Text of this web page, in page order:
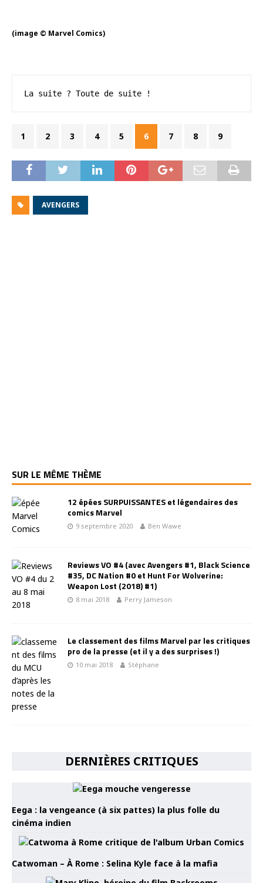
(image © Marvel Comics)
La suite ? Toute de suite !
1 2 3 4 5 6 7 8 9
AVENGERS
SUR LE MÊME THÈME
12 épées SURPUISSANTES et légendaires des
comics Marvel
9 septembre 2020 Ben Wawe
Reviews VO #4 (avec Avengers #1, Black Science
#35, DC Nation #0 et Hunt For Wolverine:
Weapon Lost (2018) #1)
8 mai 2018 Perry Jameson
Le classement des films Marvel par les critiques
pro de la presse (et il y a des surprises !)
10 mai 2018 Stéphane
DERNIÈRES CRITIQUES
Eega : la vengeance (à six pattes) la plus folle du
cinéma indien
Catwoman – À Rome : Selina Kyle face à la mafia